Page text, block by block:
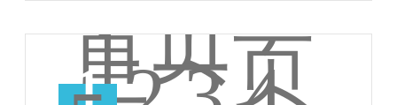
首页
上一页